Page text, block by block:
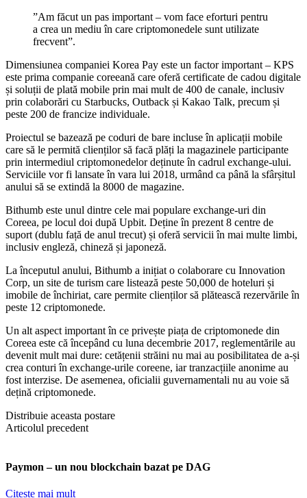
”Am făcut un pas important – vom face eforturi pentru
a crea un mediu în care criptomonedele sunt utilizate
frecvent”.
Dimensiunea companiei Korea Pay este un factor important – KPS
este prima companie coreeană care oferă certificate de cadou digitale
și soluții de plată mobile prin mai mult de 400 de canale, inclusiv
prin colaborări cu Starbucks, Outback și Kakao Talk, precum și
peste 200 de francize individuale.
Proiectul se bazează pe coduri de bare incluse în aplicații mobile
care să le permită clienților să facă plăți la magazinele participante
prin intermediul criptomonedelor deținute în cadrul exchange-ului.
Serviciile vor fi lansate în vara lui 2018, urmând ca până la sfârșitul
anului să se extindă la 8000 de magazine.
Bithumb este unul dintre cele mai populare exchange-uri din
Coreea, pe locul doi după Upbit. Deține în prezent 8 centre de
suport (dublu față de anul trecut) și oferă servicii în mai multe limbi,
inclusiv engleză, chineză și japoneză.
La începutul anului, Bithumb a inițiat o colaborare cu Innovation
Corp, un site de turism care listează peste 50,000 de hoteluri și
imobile de închiriat, care permite clienților să plătească rezervările în
peste 12 criptomonede.
Un alt aspect important în ce privește piața de criptomonede din
Coreea este că începând cu luna decembrie 2017, reglementările au
devenit mult mai dure: cetățenii străini nu mai au posibilitatea de a-și
crea conturi în exchange-urile coreene, iar tranzacțiile anonime au
fost interzise. De asemenea, oficialii guvernamentali nu au voie să
dețină criptomonede.
Distribuie aceasta postare
Articolul precedent
Paymon – un nou blockchain bazat pe DAG
Citeste mai mult